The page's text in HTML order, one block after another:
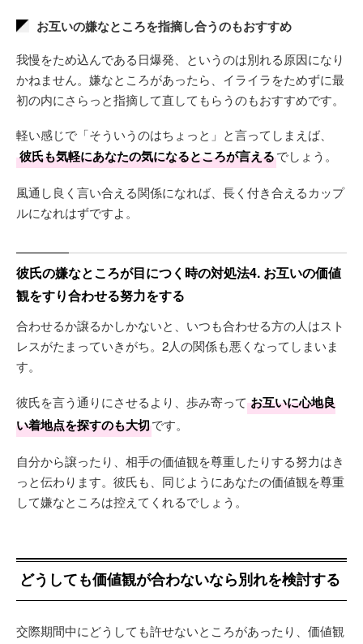
お互いの嫌なところを指摘し合うのもおすすめ
我慢をため込んである日爆発、というのは別れる原因になり
かねません。嫌なところがあったら、イライラをためずに最
初の内にさらっと指摘して直してもらうのもおすすめです。
軽い感じで「そういうのはちょっと」と言ってしまえば、
彼氏も気軽にあなたの気になるところが言えるでしょう。
風通し良く言い合える関係になれば、長く付き合えるカップ
ルになれはずですよ。
彼氏の嫌なところが目につく時の対処法4. お互いの価値
観をすり合わせる努力をする
合わせるか譲るかしかないと、いつも合わせる方の人はスト
レスがたまっていきがち。2人の関係も悪くなってしまいま
す。
彼氏を言う通りにさせるより、歩み寄って お互いに心地良
い着地点を探すのも大切です。
自分から譲ったり、相手の価値観を尊重したりする努力はき
っと伝わります。彼氏も、同じようにあなたの価値観を尊重
して嫌なところは控えてくれるでしょう。
どうしても価値観が合わないなら別れを検討する
交際期間中にどうしても許せないところがあったり、価値観